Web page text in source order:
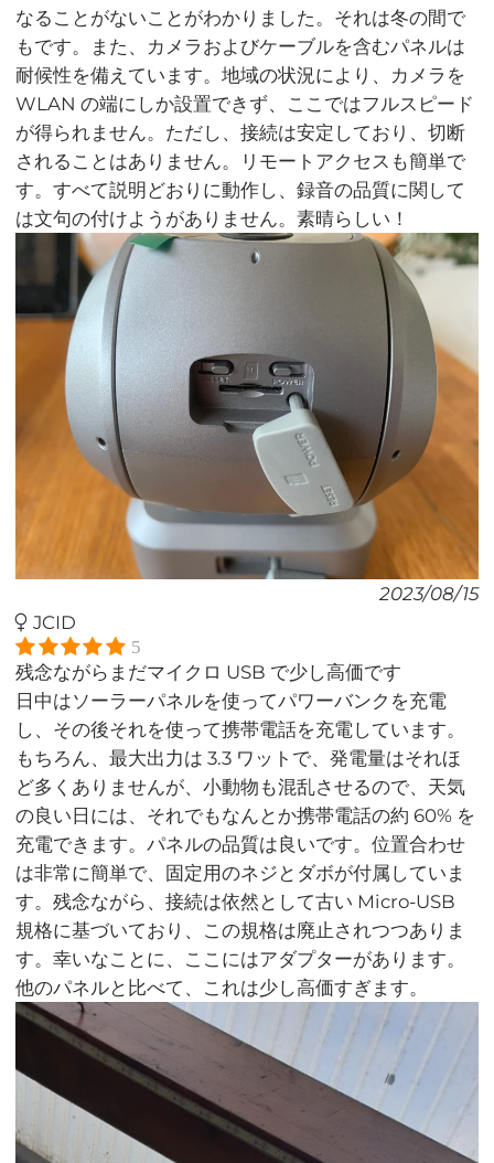
なることがないことがわかりました。それは冬の間で
もです。また、カメラおよびケーブルを含むパネルは
耐候性を備えています。地域の状況により、カメラを
WLAN の端にしか設置できず、ここではフルスピード
が得られません。ただし、接続は安定しており、切断
されることはありません。リモートアクセスも簡単で
す。すべて説明どおりに動作し、録音の品質に関して
は文句の付けようがありません。素晴らしい！
2023/08/15
JCID
5
残念ながらまだマイクロ USB で少し高価です
日中はソーラーパネルを使ってパワーバンクを充電
し、その後それを使って携帯電話を充電しています。
もちろん、最大出力は 3.3 ワットで、発電量はそれほ
ど多くありませんが、小動物も混乱させるので、天気
の良い日には、それでもなんとか携帯電話の約 60% を
充電できます。パネルの品質は良いです。位置合わせ
は非常に簡単で、固定用のネジとダボが付属していま
す。残念ながら、接続は依然として古い Micro-USB
規格に基づいており、この規格は廃止されつつありま
す。幸いなことに、ここにはアダプターがあります。
他のパネルと比べて、これは少し高価すぎます。